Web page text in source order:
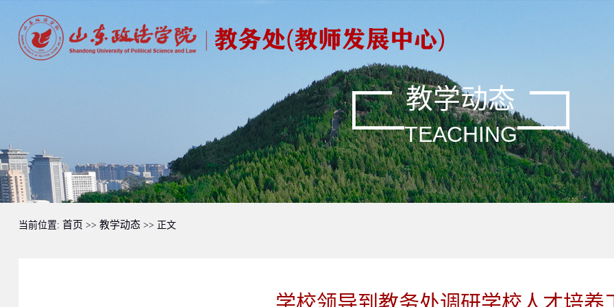
教学动态
TEACHING
当前位置: 首页 >> 教学动态 >> 正文